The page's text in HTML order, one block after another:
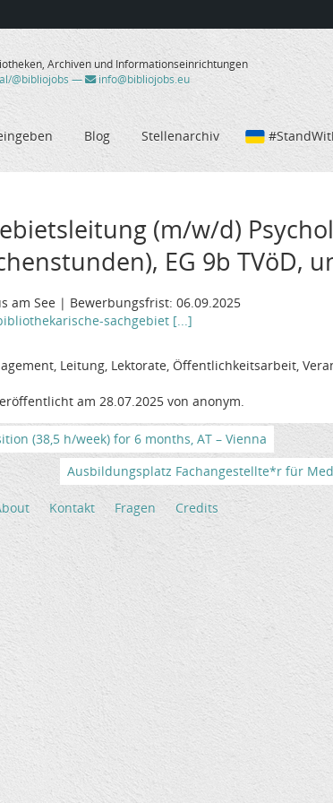
Archiven und Informationseinrichtungen
@bibliojobs — info@bibliojobs.eu
Blog Stellenarchiv
(m/w/d)
EG 9b TVöD,
am See | Bewerbungsfrist: 06.09.2025
sachgebiet [...]
Leitung, Lektorate, Öffentlichkeitsarbeit,
am 28.07.2025 von anonym.
(38,5 h/week) for 6 months, AT – Vienna
Ausbildungsplatz Fachangestellte*r für
Kontakt Fragen Credits